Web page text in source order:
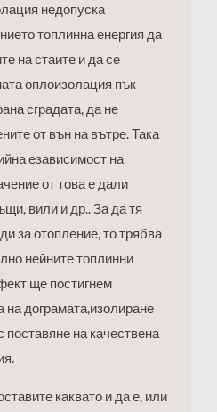
недопуска
топлинна енергия да
на стаите и да се
оплоизолация пък
сградата, да не
от вън на вътре. Така
езависимост на
от това е дали
вили и др.. За да тя
за отопление, то трябва
нейните топлинни
ще постигнем
на дограмата,изолиране
поставяне на качествена
каквато и да е, или